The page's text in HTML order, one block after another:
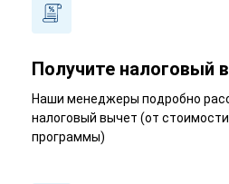
Получите налоговый
Наши менеджеры подробно
налоговый вычет (от
программы)